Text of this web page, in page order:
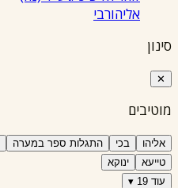
אליהורבי
סינון
✕
מוטיבים
אליהו בכי התגלות ספר במערה
טייעא
ינוקא
עוד 19 ▾